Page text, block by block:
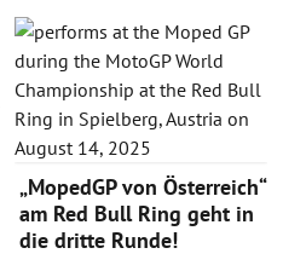
„MopedGP von Österreich“
am Red Bull Ring geht in
die dritte Runde!